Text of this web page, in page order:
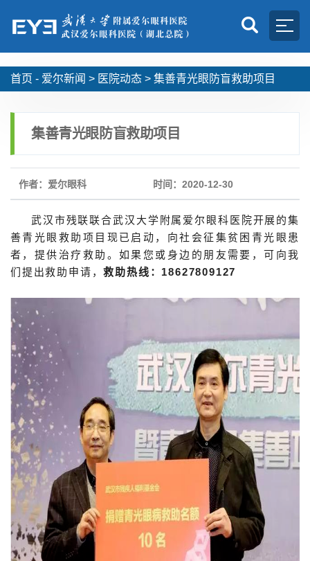
首页 - 爱尔新闻 > 医院动态 > 集善青光眼防盲救助项目
集善青光眼防盲救助项目
作者：爱尔眼科 时间：2020-12-30
武汉市残联联合武汉大学附属爱尔眼科医院开展的集
善青光眼救助项目现已启动，向社会征集贫困青光眼患
者，提供治疗救助。如果您或身边的朋友需要，可向我
们提出救助申请，救助热线：18627809127